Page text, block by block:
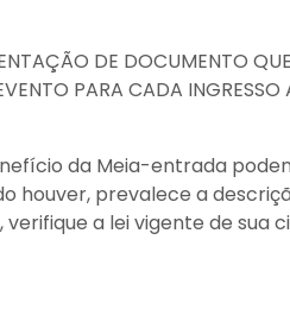
DE DOCUMENTO
PARA CADA
da Meia-entrada
houver, prevalece a
a lei vigente de sua